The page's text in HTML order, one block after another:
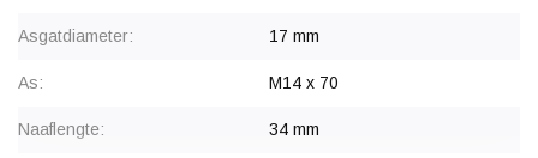
Asgatdiameter: 17 mm
As: M14 x 70
Naaflengte: 34 mm